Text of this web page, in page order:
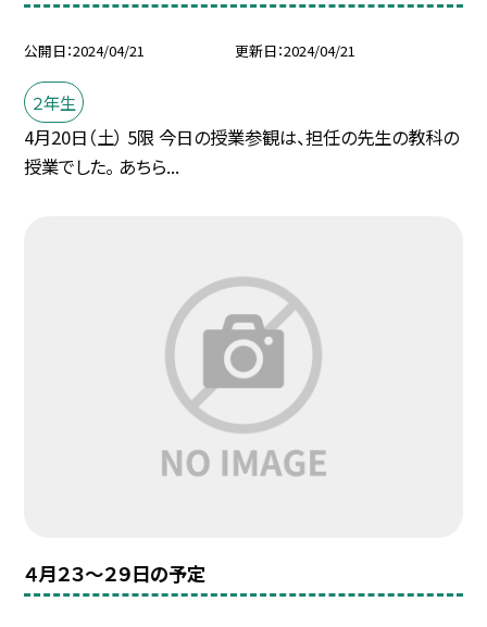
公開日 2024/04/21 更新日 2024/04/21
２年生
4月20日（土） 5限 今日の授業参観は、担任の先生の教科の
授業でした。 あちら...
４月２３〜２９日の予定